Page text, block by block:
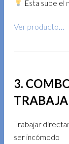
Esta sube el
Ver producto…
3.
Trabajar
ser incómodo